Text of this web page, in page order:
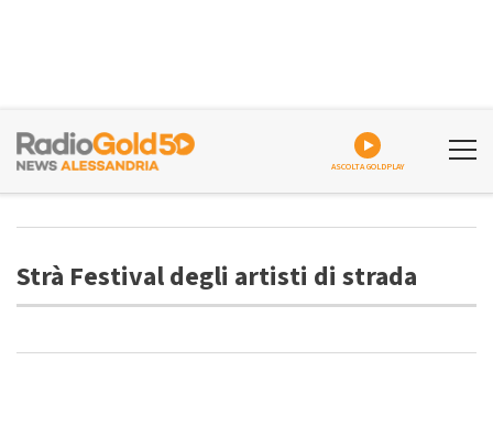
ASCOLTA GOLDPLAY
Strà Festival degli artisti di strada